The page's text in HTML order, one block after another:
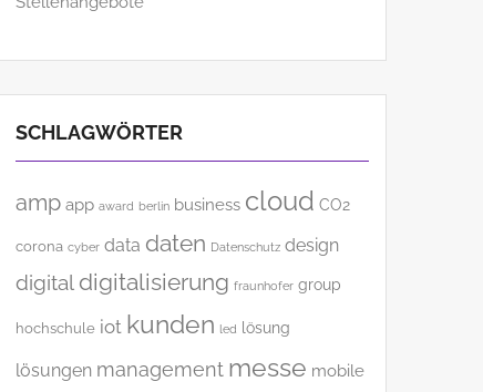
SCHLAGWÖRTER
amp app award berlin business cloud CO2
corona cyber data daten Datenschutz design
digital digitalisierung fraunhofer group
hochschule iot kunden led lösung
lösungen management messe mobile